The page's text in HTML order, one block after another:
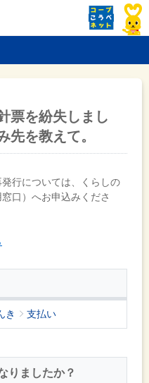
票を紛失しまし
先を教えて。
行については、くらしの
口）へお申込みくださ
き 支払い
りましたか？